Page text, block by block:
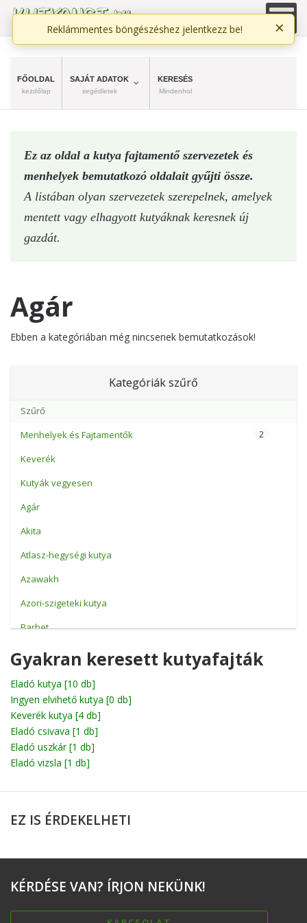
FŐOLDAL
kezdőlap
SAJÁT ADATOK
segédletek
KERESÉS
Mindenhol
Ez az oldal a kutya fajtamentő szervezetek és
menhelyek bemutatkozó oldalait gyűjti össze.
A listában olyan szervezetek szerepelnek, amelyek
mentett vagy elhagyott kutyáknak keresnek új
gazdát.
Agár
Ebben a kategóriában még nincsenek bemutatkozások!
Kategóriák szűrő
Menhelyek és Fajtamentők 2
Keverék
Kutyák vegyesen
Agár
Akita
Atlasz-hegységi kutya
Azawakh
Azori-szigeteki kutya
Barbet
Basenji
Beagle
Bichon
Billy
Bolognese
Boxer
Cane corso
Catahoula leopárdkutya
Gyakran keresett kutyafajták
Eladó kutya [10 db]
Ingyen elvihető kutya [0 db]
Keverék kutya [4 db]
Eladó csivava [1 db]
Eladó uszkár[1 db]
Eladó vizsla [1 db]
EZ IS ÉRDEKELHETI
KÉRDÉSE VAN? ÍRJON NEKÜNK!
Reklámmentes böngészéshez jelentkezz be! ×